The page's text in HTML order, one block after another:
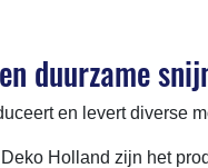
duurzame
en levert diverse
Holland zijn het